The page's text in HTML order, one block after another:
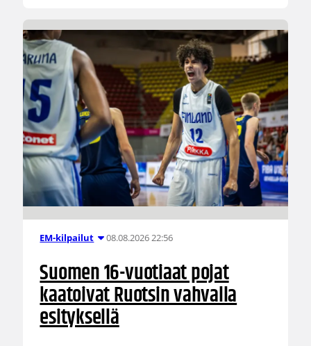
EM-kilpailut 08.08.2026 22:56
Suomen 16-vuotiaat pojat
kaatoivat Ruotsin vahvalla
esityksellä